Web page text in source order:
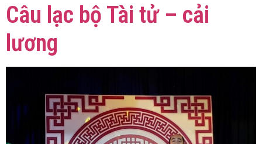
Câu lạc bộ Tài tử – cải
lương